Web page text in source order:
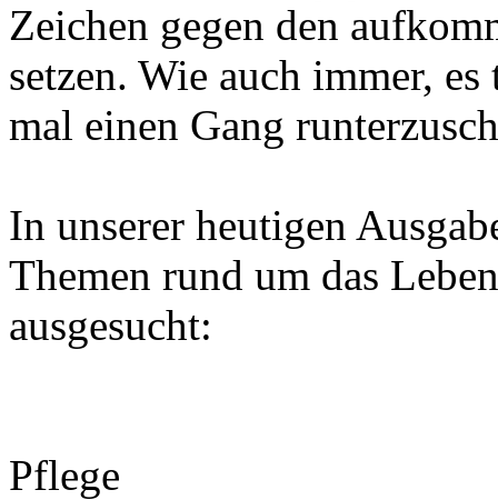
Zeichen gegen den
setzen. Wie auch immer,
mal einen Gang
In unserer heutigen
Themen rund um das
ausgesucht:
Pflege